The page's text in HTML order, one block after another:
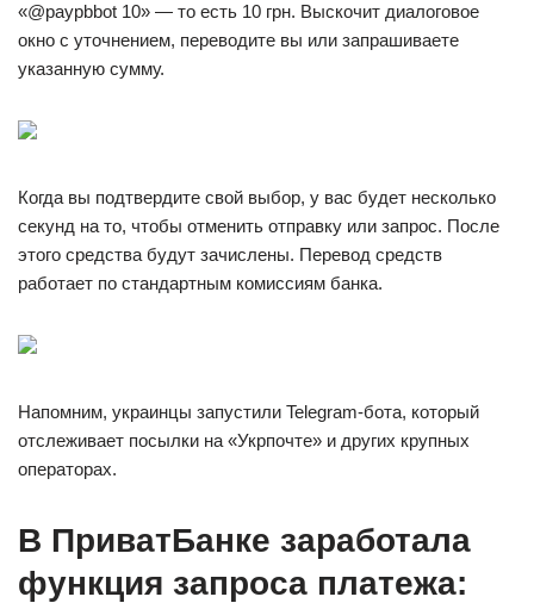
«@paypbbot 10» — то есть 10 грн. Выскочит диалоговое
окно с уточнением, переводите вы или запрашиваете
указанную сумму.
Когда вы подтвердите свой выбор, у вас будет несколько
секунд на то, чтобы отменить отправку или запрос. После
этого средства будут зачислены. Перевод средств
работает по стандартным комиссиям банка.
Напомним, украинцы запустили Telegram-бота, который
отслеживает посылки на «Укрпочте» и других крупных
операторах.
В ПриватБанке заработала
функция запроса платежа: